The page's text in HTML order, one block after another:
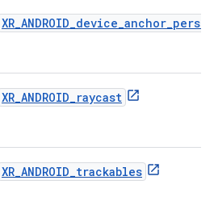
XR_ANDROID_raycast
XR_ANDROID_trackables